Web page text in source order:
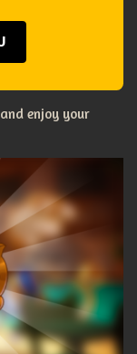
enjoy your